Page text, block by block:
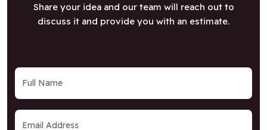
Share your idea and our team will reach out to
discuss it and provide you with an estimate.